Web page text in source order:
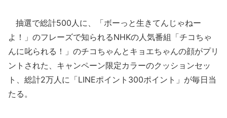
抽選で総計500人に、「ボーっと生きてんじゃねー
よ！」のフレーズで知られるNHKの人気番組「チコちゃ
んに叱られる！」のチコちゃんとキョエちゃんの顔がプリ
ントされた、キャンペーン限定カラーのクッションセッ
ト、総計2万人に「LINEポイント300ポイント」が毎日当
たる。